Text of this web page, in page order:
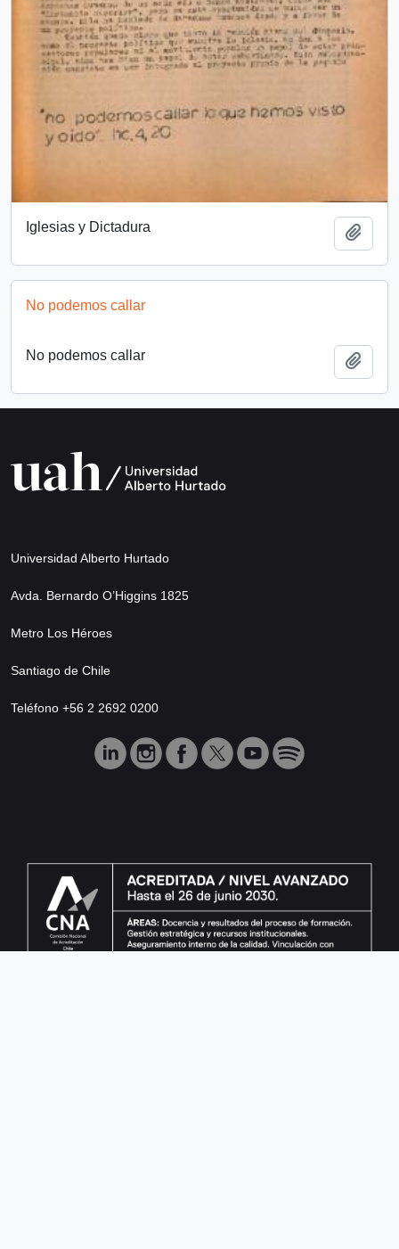
Iglesias y Dictadura
No podemos callar
No podemos callar
Universidad Alberto Hurtado
Avda. Bernardo O’Higgins 1825
Metro Los Héroes
Santiago de Chile
Teléfono +56 2 2692 0200